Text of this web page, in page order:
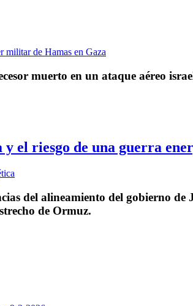
muerto en un ataque aéreo
el riesgo de una guerra
del alineamiento del gobierno
de Ormuz.